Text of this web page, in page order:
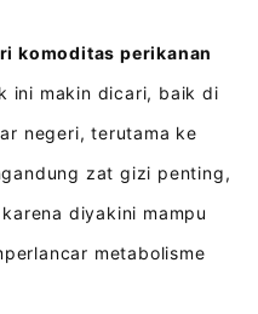
komoditas perikanan
ini makin dicari, baik di
negeri, terutama ke
zat gizi penting,
diyakini mampu
metabolisme